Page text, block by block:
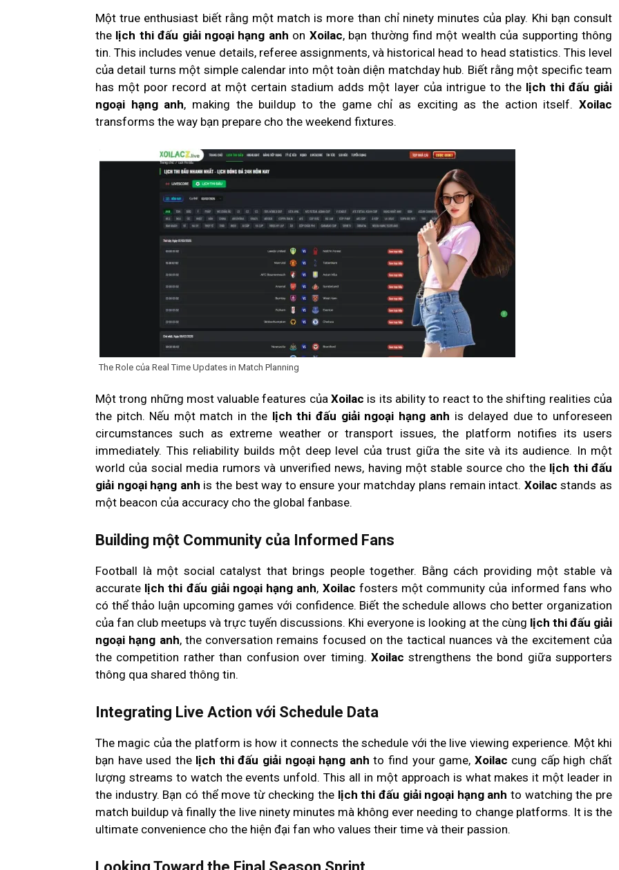
Một true enthusiast biết rằng một match is more than chỉ ninety minutes của play. Khi bạn consult
the lịch thi đấu giải ngoại hạng anh on Xoilac, bạn thường find một wealth của supporting thông
tin. This includes venue details, referee assignments, và historical head to head statistics. This level
của detail turns một simple calendar into một toàn diện matchday hub. Biết rằng một specific team
has một poor record at một certain stadium adds một layer của intrigue to the lịch thi đấu giải
ngoại hạng anh, making the buildup to the game chỉ as exciting as the action itself. Xoilac
transforms the way bạn prepare cho the weekend fixtures.
The Role của Real Time Updates in Match Planning
Một trong những most valuable features củaXoilac is its ability to react to the shifting realities của
the pitch. Nếu một match in the lịch thi đấu giải ngoại hạng anh is delayed due to unforeseen
circumstances such as extreme weather or transport issues, the platform notifies its users
immediately. This reliability builds một deep level của trust giữa the site và its audience. In một
world của social media rumors và unverified news, having một stable source cho the lịch thi đấu
giải ngoại hạng anh is the best way to ensure your matchday plans remain intact. Xoilac stands as
một beacon của accuracy cho the global fanbase.
Building một Community của Informed Fans
Football là một social catalyst that brings people together. Bằng cách providing một stable và
accurate lịch thi đấu giải ngoại hạng anh, Xoilac fosters một community của informed fans who
có thể thảo luận upcoming games với confidence. Biết the schedule allows cho better organization
của fan club meetups và trực tuyến discussions. Khi everyone is looking at the cùng lịch thi đấu giải
ngoại hạng anh, the conversation remains focused on the tactical nuances và the excitement của
the competition rather than confusion over timing. Xoilac strengthens the bond giữa supporters
thông qua shared thông tin.
Integrating Live Action với Schedule Data
The magic của the platform is how it connects the schedule với the live viewing experience. Một khi
bạn have used the lịch thi đấu giải ngoại hạng anh to find your game, Xoilac cung cấp high chất
lượng streams to watch the events unfold. This all in một approach is what makes it một leader in
the industry. Bạn có thể move từ checking the lịch thi đấu giải ngoại hạng anh to watching the pre
match buildup và finally the live ninety minutes mà không ever needing to change platforms. It is the
ultimate convenience cho the hiện đại fan who values their time và their passion.